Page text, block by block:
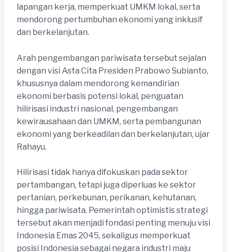
lapangan kerja, memperkuat UMKM lokal, serta
mendorong pertumbuhan ekonomi yang inklusif
dan berkelanjutan.
Arah pengembangan pariwisata tersebut sejalan
dengan visi Asta Cita Presiden Prabowo Subianto,
khususnya dalam mendorong kemandirian
ekonomi berbasis potensi lokal, penguatan
hilirisasi industri nasional, pengembangan
kewirausahaan dan UMKM, serta pembangunan
ekonomi yang berkeadilan dan berkelanjutan, ujar
Rahayu.
Hilirisasi tidak hanya difokuskan pada sektor
pertambangan, tetapi juga diperluas ke sektor
pertanian, perkebunan, perikanan, kehutanan,
hingga pariwisata. Pemerintah optimistis strategi
tersebut akan menjadi fondasi penting menuju visi
Indonesia Emas 2045, sekaligus memperkuat
posisi Indonesia sebagai negara industri maju